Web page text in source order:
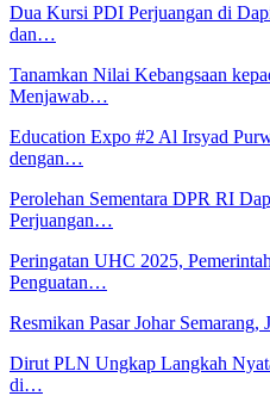
Dua Kursi PDI Perjuangan di
dan…
Tanamkan Nilai Kebangsaan
Menjawab…
Education Expo #2 Al Irsyad
dengan…
Perolehan Sementara DPR RI
Perjuangan…
Peringatan UHC 2025,
Penguatan…
Resmikan Pasar Johar
Dirut PLN Ungkap Langkah
di…